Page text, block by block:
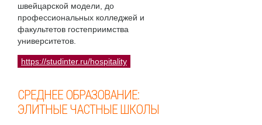
швейцарской модели, до
профессиональных колледжей и
факультетов гостеприимства
университетов.
https://studinter.ru/hospitality
СРЕДНЕЕ ОБРАЗОВАНИЕ:
ЭЛИТНЫЕ ЧАСТНЫЕ ШКОЛЫ